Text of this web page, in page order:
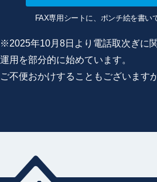
FAX専用シートに、ポンチ絵を書い
※2025年10月8日より電話取次ぎに
運用を部分的に始めています。
ご不便おかけすることもございます